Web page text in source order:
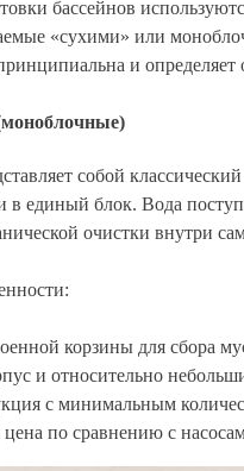
бассейнов
«сухими» или
и определяет
собой
единый блок. Вода
очистки внутри
корзины для сбора
и относительно
с минимальным
цена по сравнению с